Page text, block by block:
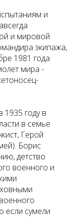
и
и мировой
экипажа,
1981 года
мира -
году в
в семье
Герой
Борис
детство
военного и
если сумели